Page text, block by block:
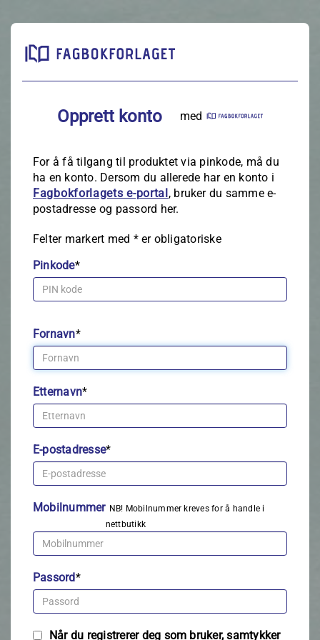
Opprett konto med
For å få tilgang til produktet via pinkode, må du
ha en konto. Dersom du allerede har en konto i
Fagbokforlagets e‑portal, bruker du samme e-
postadresse og passord her.
Felter markert med *er obligatoriske
Pinkode*
Fornavn*
Etternavn*
E-postadresse*
Mobilnummer NB! Mobilnummer kreves for å handle i
nettbutikk
Passord*
Når du registrerer deg som bruker, samtykker